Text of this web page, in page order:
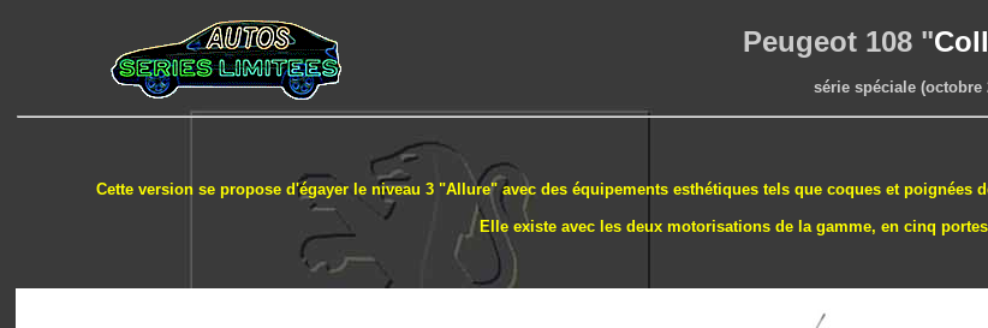
Peugeot 108 "
série spéciale (octobre
Cette version se propose d'égayer le niveau 3 "Allure" avec des équipements esthétiques tels que coques et poignées
Elle existe avec les deux motorisations de la gamme, en cinq